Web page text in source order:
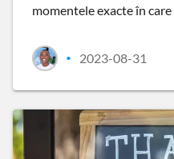
momentele exacte în
• 2023-08-31